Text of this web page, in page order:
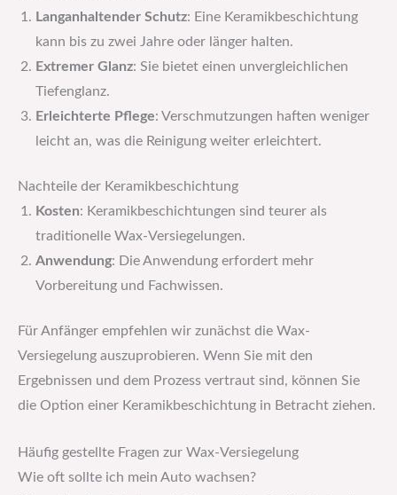
Langanhaltender Schutz: Eine Keramikbeschichtung
kann bis zu zwei Jahre oder länger halten.
Extremer Glanz: Sie bietet einen unvergleichlichen
Tiefenglanz.
Erleichterte Pflege: Verschmutzungen haften weniger
leicht an, was die Reinigung weiter erleichtert.
Nachteile der Keramikbeschichtung
Kosten: Keramikbeschichtungen sind teurer als
traditionelle Wax-Versiegelungen.
Anwendung: Die Anwendung erfordert mehr
Vorbereitung und Fachwissen.
Für Anfänger empfehlen wir zunächst die Wax-
Versiegelung auszuprobieren. Wenn Sie mit den
Ergebnissen und dem Prozess vertraut sind, können Sie
die Option einer Keramikbeschichtung in Betracht ziehen.
Häufig gestellte Fragen zur Wax-Versiegelung
Wie oft sollte ich mein Auto wachsen?